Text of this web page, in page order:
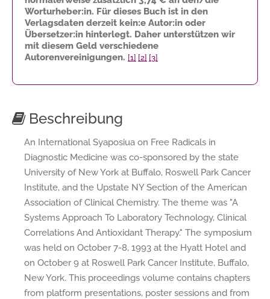
Worturheber:in. Für dieses Buch ist in den
Verlagsdaten derzeit kein:e Autor:in oder
Übersetzer:in hinterlegt. Daher unterstützen wir
mit diesem Geld verschiedene
Autorenvereinigungen. [1] [2] [3]
Beschreibung
An International Syaposiua on Free Radicals in
Diagnostic Medicine was co-sponsored by the state
University of New York at Buffalo, Roswell Park Cancer
Institute, and the Upstate NY Section of the American
Association of Clinical Chemistry. The theme was "A
Systems Approach To Laboratory Technology, Clinical
Correlations And Antioxidant Therapy." The symposium
was held on October 7-8, 1993 at the Hyatt Hotel and
on October 9 at Roswell Park Cancer Institute, Buffalo,
New York. This proceedings volume contains chapters
from platform presentations, poster sessions and from